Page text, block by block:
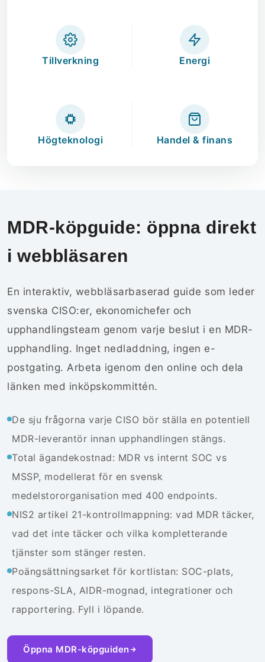
Tillverkning Energi
Högteknologi Handel & finans
MDR-köpguide: öppna direkt
i webbläsaren
En interaktiv, webbläsarbaserad guide som leder
svenska CISO:er, ekonomichefer och
upphandlingsteam genom varje beslut i en MDR-
upphandling. Inget nedladdning, ingen e-
postgating. Arbeta igenom den online och dela
länken med inköpskommittén.
De sju frågorna varje CISO bör ställa en potentiell
MDR-leverantör innan upphandlingen stängs.
Total ägandekostnad: MDR vs internt SOC vs
MSSP, modellerat för en svensk
medelstororganisation med 400 endpoints.
NIS2 artikel 21-kontrollmappning: vad MDR täcker,
vad det inte täcker och vilka kompletterande
tjänster som stänger resten.
Poängsättningsarket för kortlistan: SOC-plats,
respons-SLA, AIDR-mognad, integrationer och
rapportering. Fyll i löpande.
Öppna MDR-köpguiden